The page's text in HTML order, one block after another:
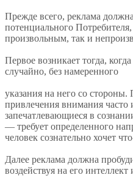
Прежде всего, реклама
потенциального
произвольным, так и
Первое возникает тогда,
случайно, без намеренного
указания на него со стороны.
привлечения внимания часто
запечатлевающиеся в
— требует определенного
человек сознательно хочет
Далее реклама должна
воздействуя на его